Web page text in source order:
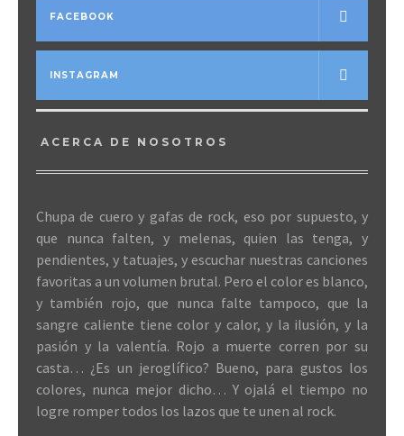
FACEBOOK
INSTAGRAM
ACERCA DE NOSOTROS
Chupa de cuero y gafas de rock, eso por supuesto, y
que nunca falten, y melenas, quien las tenga, y
pendientes, y tatuajes, y escuchar nuestras canciones
favoritas a un volumen brutal. Pero el color es blanco,
y también rojo, que nunca falte tampoco, que la
sangre caliente tiene color y calor, y la ilusión, y la
pasión y la valentía. Rojo a muerte corren por su
casta… ¿Es un jeroglífico? Bueno, para gustos los
colores, nunca mejor dicho… Y ojalá el tiempo no
logre romper todos los lazos que te unen al rock.